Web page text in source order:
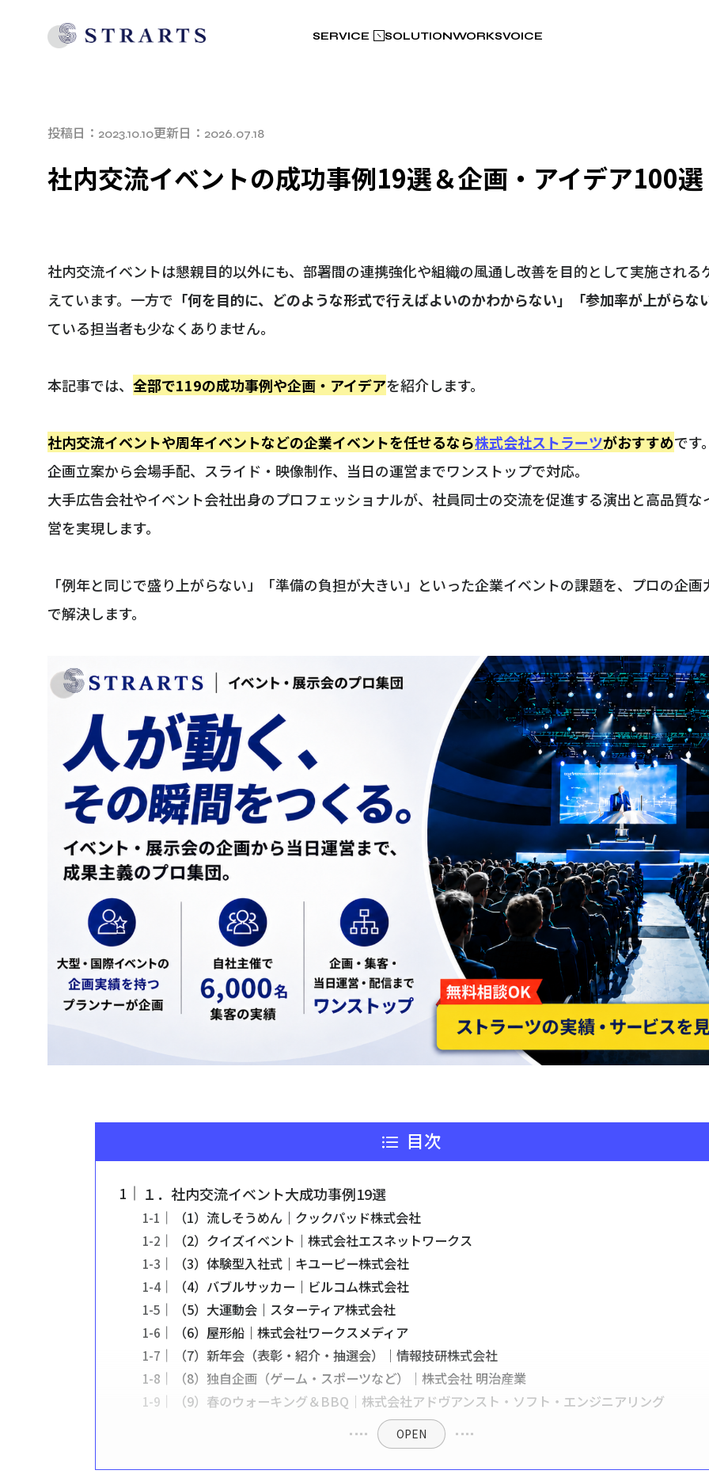
SERVICE SOLUTIONWORKSVOICE
投稿日： 2023.10.10更新日： 2026.07.18
社内交流イベントの成功事例19選＆企画・アイデア100選
社内交流イベントは懇親目的以外にも、部署間の連携強化や組織の風通し改善を目的として実施される
えています。一方で 「何を目的に、どのような形式で行えばよいのかわからない」「参加率が上がらな
ている担当者も少なくありません。
本記事では、 全部で119の成功事例や企画・アイデアを紹介します。
社内交流イベントや周年イベントなどの企業イベントを任せるなら株式会社ストラーツがおすすめです。
企画立案から会場手配、スライド・映像制作、当日の運営までワンストップで対応。
大手広告会社やイベント会社出身のプロフェッショナルが、社員同士の交流を促進する演出と高品質な
営を実現します。
「例年と同じで盛り上がらない」「準備の負担が大きい」といった企業イベントの課題を、プロの企画
で解決します。
目次
１．社内交流イベント大成功事例19選
（1）流しそうめん｜クックパッド株式会社
（2）クイズイベント｜株式会社エスネットワークス
（3）体験型入社式｜キユーピー株式会社
（4）バブルサッカー｜ビルコム株式会社
（5）大運動会｜スターティア株式会社
（6）屋形船｜株式会社ワークスメディア
（7）新年会（表彰・紹介・抽選会）｜情報技研株式会社
（8）独自企画（ゲーム・スポーツなど）｜株式会社 明治産業
（9）春のウォーキング＆BBQ｜株式会社アドヴアンスト・ソフト・エンジニアリング
OPEN